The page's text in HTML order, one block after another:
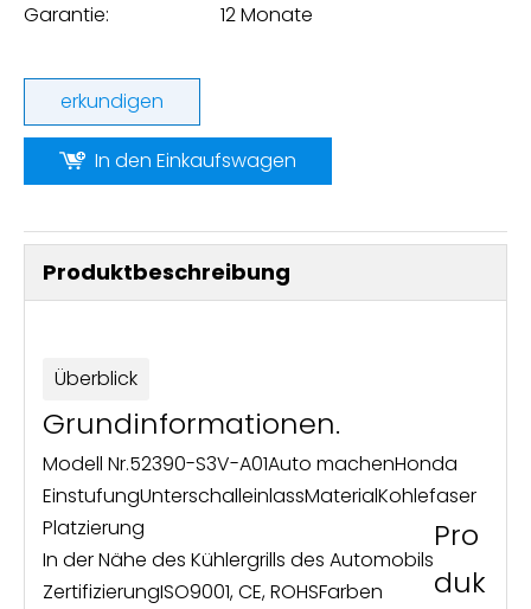
Garantie:
12 Monate
erkundigen
In den Einkaufswagen
Produktbeschreibung
Überblick
Grundinformationen.
Modell Nr.52390-S3V-A01Auto machenHonda
EinstufungUnterschalleinlassMaterialKohlefaser
Platzierung
In der Nähe des Kühlergrills des Automobils
ZertifizierungISO9001, CE, ROHSFarben
Pro
duk